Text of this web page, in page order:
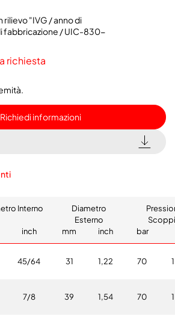
rilievo "IVG / anno di
fabbricazione / UIC-830-
richiesta
Richiedi informazioni
Interno
Diametro
Esterno
inch mm inch bar
45/64 31 1,22 70
7/8 39 1,54 70